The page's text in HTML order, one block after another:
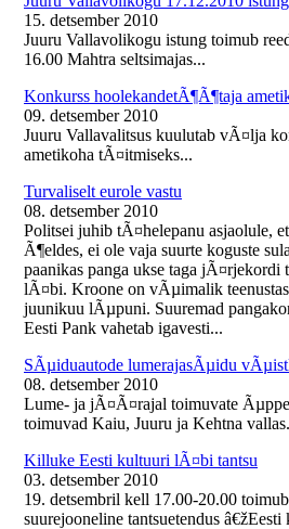
15. detsember 2010
Juuru Vallavolikogu istung toimub
16.00 Mahtra seltsimajas...
Konkurss hoolekandetÃ¶Ã¶taja
09. detsember 2010
Juuru Vallavalitsus kuulutab vÃ¤lja
ametikoha tÃ¤itmiseks...
Turvaliselt eurole vastu
08. detsember 2010
Politsei juhib tÃ¤helepanu asjaolule,
Ã¶eldes, ei ole vaja suurte koguste
paanikas panga ukse taga
lÃ¤bi. Kroone on vÃµimalik
juunikuu lÃµpuni. Suuremad
Eesti Pank vahetab igavesti...
SÃµiduautode lumerajasÃµidu
08. detsember 2010
Lume- ja jÃ¤Ã¤rajal toimuvate
toimuvad Kaiu, Juuru ja Kehtna
Killuke Eesti kultuuri lÃ¤bi tantsu
03. detsember 2010
19. detsembril kell 17.00-20.00
suurejooneline tantsuetendus